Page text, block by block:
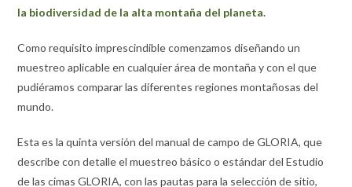
la biodiversidad de la alta montaña del planeta.
Como requisito imprescindible comenzamos diseñando un
muestreo aplicable en cualquier área de montaña y con el que
pudiéramos comparar las diferentes regiones montañosas del
mundo.
Esta es la quinta versión del manual de campo de GLORIA, que
describe con detalle el muestreo básico o estándar del Estudio
de las cimas GLORIA, con las pautas para la selección de sitio,